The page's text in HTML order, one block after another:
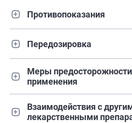
Противопоказания
Передозировка
Меры предосторожности
применения
Взаимодействия с
лекарственными